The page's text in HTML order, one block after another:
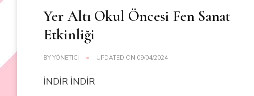
Yer Altı Okul Öncesi Fen Sanat
Etkinliği
BYYÖNETICI UPDATED ON 09/04/2024
İNDİR İNDİR